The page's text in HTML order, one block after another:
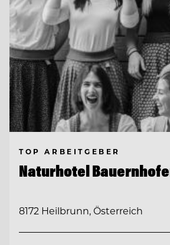
TOP ARBEITGEBER
Naturhotel
8172 Heilbrunn, Österreich